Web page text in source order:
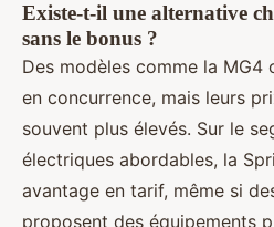
Existe-t-il une alternative
sans le bonus ?
Des modèles comme la MG4
en concurrence, mais leurs
souvent plus élevés. Sur le
électriques abordables, la
avantage en tarif, même si
proposent des équipements